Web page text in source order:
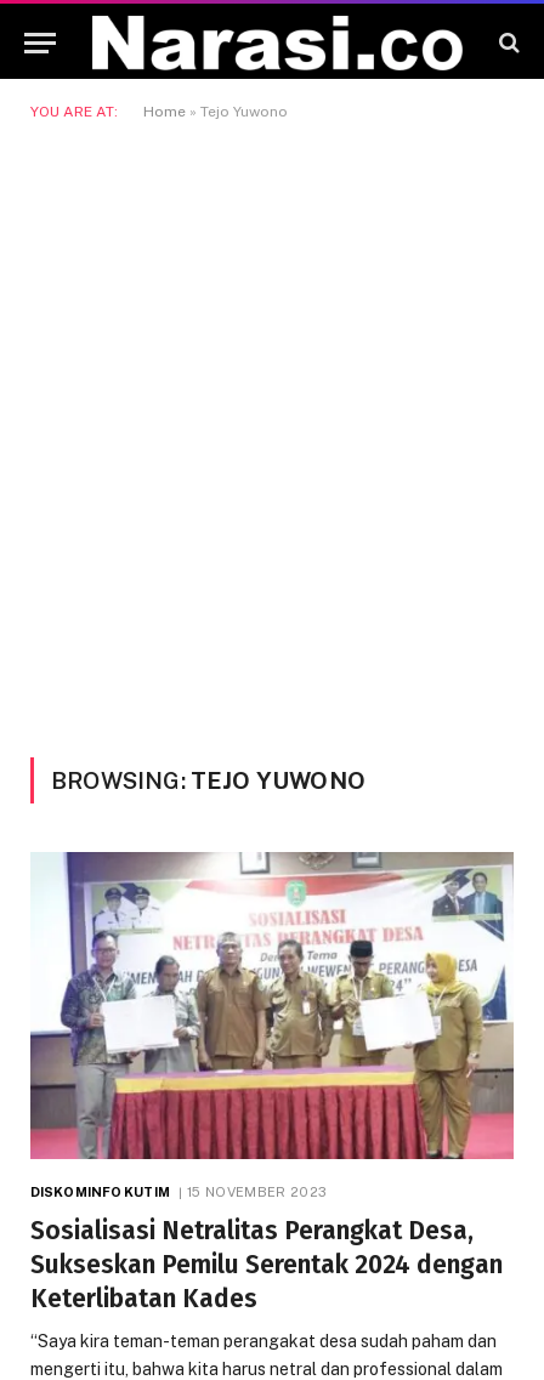
YOU ARE AT: Home » Tejo Yuwono
BROWSING: TEJO YUWONO
DISKOMINFO KUTIM 15 NOVEMBER 2023
Sosialisasi Netralitas Perangkat Desa,
Sukseskan Pemilu Serentak 2024 dengan
Keterlibatan Kades
“Saya kira teman-teman perangakat desa sudah paham dan
mengerti itu, bahwa kita harus netral dan professional dalam